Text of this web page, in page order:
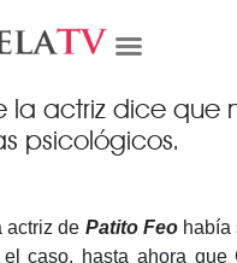
la actriz dice que
psicológicos.
actriz de Patito Feohabía
caso, hasta ahora que